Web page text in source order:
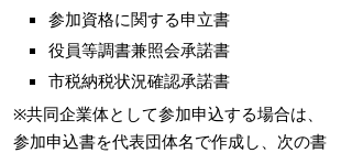
参加資格に関する申立書
役員等調書兼照会承諾書
市税納税状況確認承諾書
※共同企業体として参加申込する場合は、
参加申込書を代表団体名で作成し、次の書